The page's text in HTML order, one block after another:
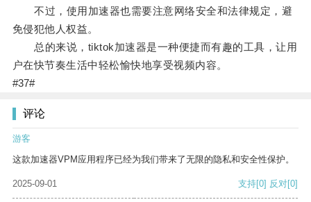
不过，使用加速器也需要注意网络安全和法律规定，避
免侵犯他人权益。
总的来说，tiktok加速器是一种便捷而有趣的工具，让用
户在快节奏生活中轻松愉快地享受视频内容。
#37#
评论
游客
这款加速器VPM应用程序已经为我们带来了无限的隐私和安全性保护。
2025-09-01 支持[0] 反对[0]